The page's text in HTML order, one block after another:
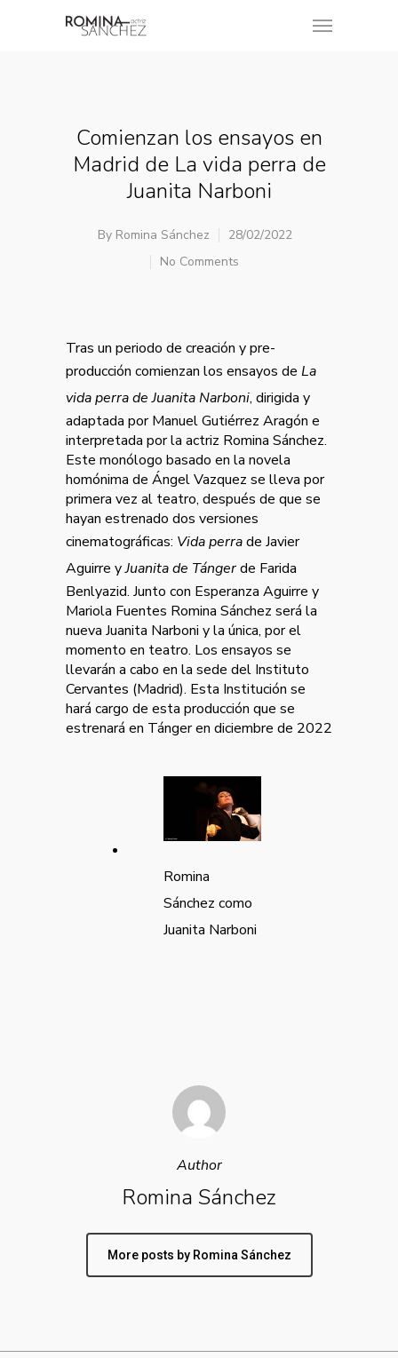
Comienzan los ensayos en
Madrid de La vida perra de
Juanita Narboni
By Romina Sánchez
28/02/2022
No Comments
Tras un periodo de creación y pre-
producción comienzan los ensayos de La
vida perra de Juanita Narboni, dirigida y
adaptada por Manuel Gutiérrez Aragón e
interpretada por la actriz Romina Sánchez.
Este monólogo basado en la novela
homónima de Ángel Vazquez se lleva por
primera vez al teatro, después de que se
hayan estrenado dos versiones
cinematográficas: Vida perrade Javier
Aguirre yJuanita de Tángerde Farida
Benlyazid. Junto con Esperanza Aguirre y
Mariola Fuentes Romina Sánchez será la
nueva Juanita Narboni y la única, por el
momento en teatro. Los ensayos se
llevarán a cabo en la sede del Instituto
Cervantes (Madrid). Esta Institución se
hará cargo de esta producción que se
estrenará en Tánger en diciembre de 2022
Romina
Sánchez como
Juanita Narboni
Author
Romina Sánchez
More posts by Romina Sánchez